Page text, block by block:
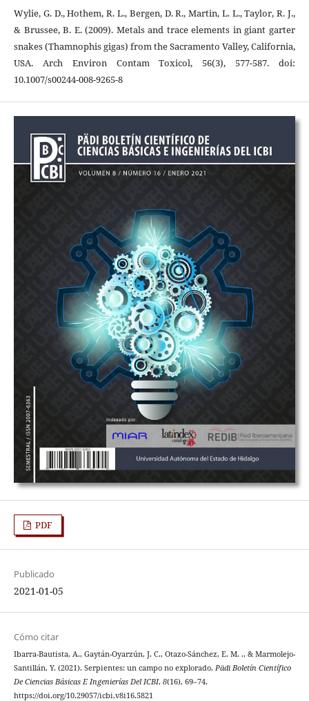
Wylie, G. D., Hothem, R. L., Bergen, D. R., Martin, L. L., Taylor, R. J.,
& Brussee, B. E. (2009). Metals and trace elements in giant garter
snakes (Thamnophis gigas) from the Sacramento Valley, California,
USA. Arch Environ Contam Toxicol, 56(3), 577-587. doi:
10.1007/s00244-008-9265-8
PDF
Publicado
2021-01-05
Cómo citar
Ibarra-Bautista, A., Gaytán-Oyarzún, J. C., Otazo-Sánchez, E. M. ., & Marmolejo-
Santillán, Y. (2021). Serpientes: un campo no explorado. Pädi Boletín Científico
De Ciencias Básicas E Ingenierías Del ICBI, 8(16), 69–74.
https://doi.org/10.29057/icbi.v8i16.5821